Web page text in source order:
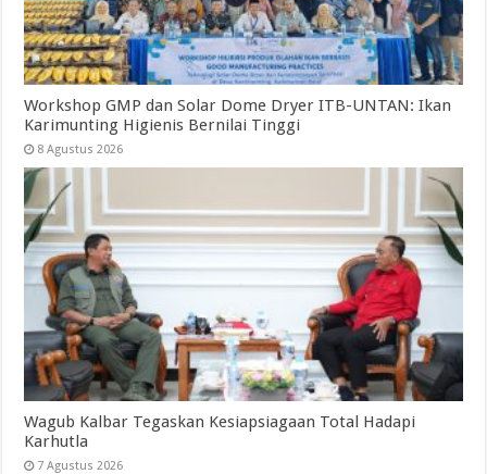
Workshop GMP dan Solar Dome Dryer ITB-UNTAN: Ikan
Karimunting Higienis Bernilai Tinggi
8 Agustus 2026
Wagub Kalbar Tegaskan Kesiapsiagaan Total Hadapi
Karhutla
7 Agustus 2026